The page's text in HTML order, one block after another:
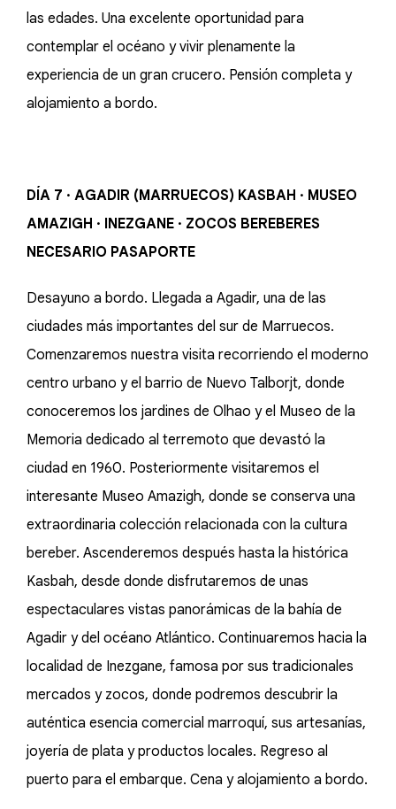
las edades. Una excelente oportunidad para
contemplar el océano y vivir plenamente la
experiencia de un gran crucero. Pensión completa y
alojamiento a bordo.
DÍA 7 · AGADIR (MARRUECOS) KASBAH · MUSEO
AMAZIGH · INEZGANE · ZOCOS BEREBERES
NECESARIO PASAPORTE
Desayuno a bordo. Llegada a Agadir, una de las
ciudades más importantes del sur de Marruecos.
Comenzaremos nuestra visita recorriendo el moderno
centro urbano y el barrio de Nuevo Talborjt, donde
conoceremos los jardines de Olhao y el Museo de la
Memoria dedicado al terremoto que devastó la
ciudad en 1960. Posteriormente visitaremos el
interesante Museo Amazigh, donde se conserva una
extraordinaria colección relacionada con la cultura
bereber. Ascenderemos después hasta la histórica
Kasbah, desde donde disfrutaremos de unas
espectaculares vistas panorámicas de la bahía de
Agadir y del océano Atlántico. Continuaremos hacia la
localidad de Inezgane, famosa por sus tradicionales
mercados y zocos, donde podremos descubrir la
auténtica esencia comercial marroquí, sus artesanías,
joyería de plata y productos locales. Regreso al
puerto para el embarque. Cena y alojamiento a bordo.